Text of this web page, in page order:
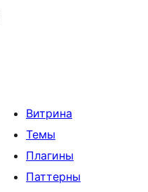
Витрина
Темы
Плагины
Паттерны